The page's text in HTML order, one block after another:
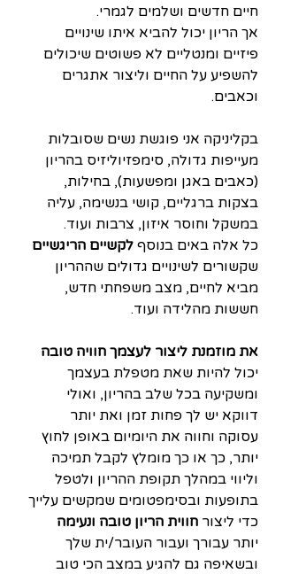
חיים חדשים ושלמים לגמרי.
אך הריון יכול להביא איתו שינויים
פיזיים ומנטליים לא פשוטים שיכולים
להשפיע על החיים וליצור אתגרים
וכאבים.
בקליניקה אני פוגשת נשים שסובלות
מעייפות גדולה, סימפזיוליזיס בהריון
(כאבים באגן ומפשעות), בחילות,
בצקות ברגליים, קושי בנשימה, עליה
במשקל וחוסר איזון, צרבות ועוד.
כל אלה באים בנוסף לקשיים הריגשיים
שקשורים לשינויים גדולים שההריון
מביא לחיים, מצב משפחתי חדש,
חששות מהלידה ועוד.
את מוזמנת ליצור לעצמך חוויה טובה
יכול להיות שאת מטפלת בעצמך
ומשקיעה בכל שלב בהריון, ואולי
דווקא יש לך פחות זמן ואת יותר
עסוקה וחווה את היומיום באופן לחוץ
יותר, כך או כך מומלץ לקבל תמיכה
וליווי במהלך תקופת ההריון ולטפל
בתופעות ובסימפטומים שמקשים עלייך
כדי ליצור חווית הריון טובה ונעימה
יותר עבורך ועבור העובר/ית שלך
ובשאיפה גם להגיע במצב הכי טוב